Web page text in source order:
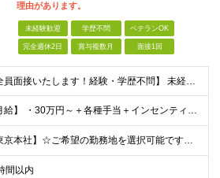
理由があります。
未経験歓迎 学歴不問 ベテランOK
完全週休2日 賞与複数月 面接1回
【全員面接いたします！経験・学歴不問】 未経験から稼ぎたい人＜第二新卒・社会人デビュー歓迎＞ ☆職種・業種未経験歓迎！未経験から稼げる環境です。 ◇人柄・意欲重視の選考！◇ 面接はお互いのことを知
【月給】 ・30万円～＋各種手当＋インセンティブ ・試用期間(6ヶ月) ※固定残業代は、時間外労働の有無に関わらず月34時間分を月5.6万円支給 ※上記を超える時間外労働分は追加で支給 ※試用期間中の
【東京本社】☆ご希望の勤務地を選択可能です！U・Iターン歓迎 〒171-0021 東京都豊島区西池袋２丁目３９－８ ■新宿営業所 「新宿御苑前駅」より徒歩5分、「新宿三丁目駅」より徒歩8分 東京都新
間以内